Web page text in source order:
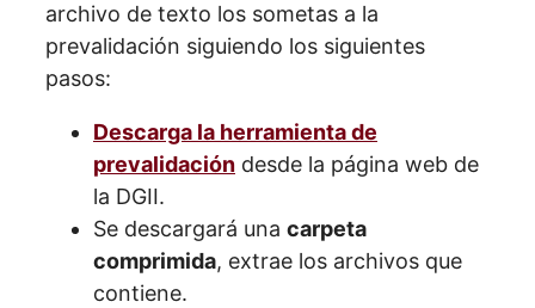
archivo de texto los sometas a la
prevalidación siguiendo los siguientes
pasos:
Descarga la herramienta de
prevalidación desde la página web de
la DGII.
Se descargará una carpeta
comprimida, extrae los archivos que
contiene.